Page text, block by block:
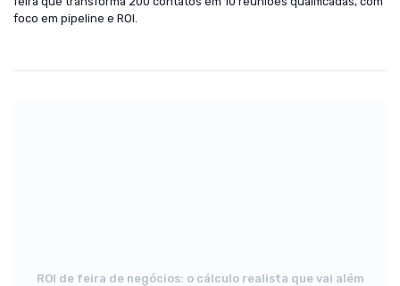
foco em pipeline e ROI.
ROI de feira de negócios: o cálculo realista que vai além